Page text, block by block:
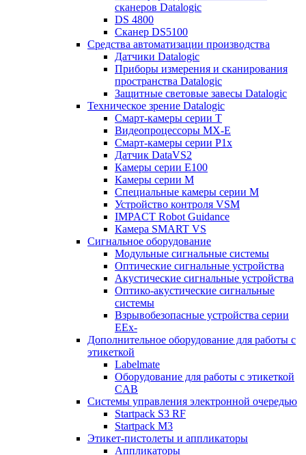
сканеров Datalogic
DS 4800
Сканер DS5100
Средства автоматизации производства
Датчики Datalogic
Приборы измерения и сканирования
пространства Datalogic
Защитные световые завесы Datalogic
Техническое зрение Datalogic
Смарт-камеры серии T
Видеопроцессоры MX-E
Смарт-камеры серии P1x
Датчик DataVS2
Камеры серии E100
Камеры серии M
Специальные камеры серии M
Устройство контроля VSM
IMPACT Robot Guidance
Камера SMART VS
Cигнальное оборудование
Модульные сигнальные системы
Оптические сигнальные устройства
Акустические сигнальные устройства
Оптико-акустические сигнальные
системы
Взрывобезопасные устройства серии
EEx-
Дополнительное оборудование для работы с
этикеткой
Labelmate
Оборудование для работы с этикеткой
CAB
Системы управления электронной очередью
Startpack S3 RF
Startpack M3
Этикет-пистолеты и аппликаторы
Аппликаторы